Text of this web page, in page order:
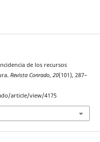
de los recursos
Revista Conrado, 20(101), 287–
article/view/4175